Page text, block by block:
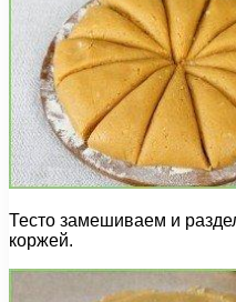
Тесто замешиваем и
коржей.